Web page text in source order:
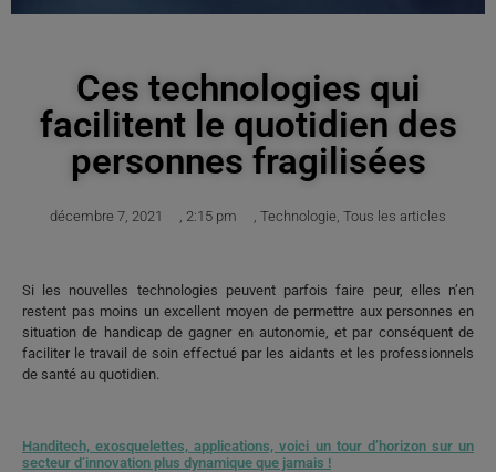
Ces technologies qui
facilitent le quotidien des
personnes fragilisées
décembre 7, 2021 2:15 pm Technologie Tous les articles
Si les nouvelles technologies peuvent parfois faire peur, elles n’en
restent pas moins un excellent moyen de permettre aux personnes en
situation de handicap de gagner en autonomie, et par conséquent de
faciliter le travail de soin effectué par les aidants et les professionnels
de santé au quotidien.
Handitech, exosquelettes, applications, voici un tour d’horizon sur un
secteur d’innovation plus dynamique que jamais !